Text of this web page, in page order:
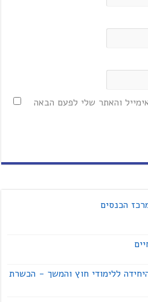
והאתר שלי לפעם הבאה
הכנסים
ללימודי חוץ והמשך - הכשרת